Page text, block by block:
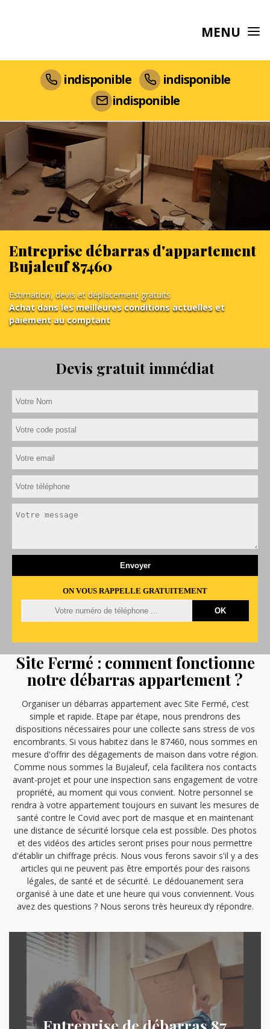
MENU
indisponible
indisponible
indisponible
Entreprise débarras d'appartement
Bujaleuf 87460
Estimation, devis et déplacement gratuits
Achat dans les meilleures conditions actuelles et
paiement au comptant
Devis gratuit immédiat
ON VOUS RAPPELLE GRATUITEMENT
Site Fermé : comment fonctionne
notre débarras appartement ?
Organiser un débarras appartement avec Site Fermé, c’est
simple et rapide. Etape par étape, nous prendrons des
dispositions nécessaires pour une collecte sans stress de vos
encombrants. Si vous habitez dans le 87460, nous sommes en
mesure d'offrir des dégagements de maison dans votre région.
Comme nous sommes la Bujaleuf, cela facilitera nos contacts
avant-projet et pour une inspection sans engagement de votre
propriété, au moment qui vous convient. Notre personnel se
rendra à votre appartement toujours en suivant les mesures de
santé contre le Covid avec port de masque et en maintenant
une distance de sécurité lorsque cela est possible. Des photos
et des vidéos des articles seront prises pour nous permettre
d'établir un chiffrage précis. Nous vous ferons savoir s'il y a des
articles qui ne peuvent pas être emportés pour des raisons
légales, de santé et de sécurité. Le dédouanement sera
organisé à une date et une heure qui vous conviennent. Vous
avez des questions ? Nous serons très heureux d’y répondre.
Entreprise de débarras 87